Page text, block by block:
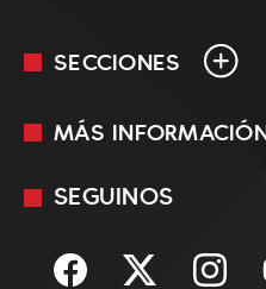
SECCIONES
En Vivo
Sociedad
MÁS
Mediakit
Términos y condiciones
SEGUINOS